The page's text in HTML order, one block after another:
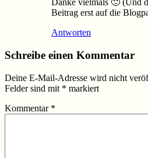
Danke vielmals 🙂 (Und
Beitrag erst auf die
Antworten
Schreibe einen Kommentar
Deine E-Mail-Adresse wird nicht
Felder sind mit * markiert
Kommentar *